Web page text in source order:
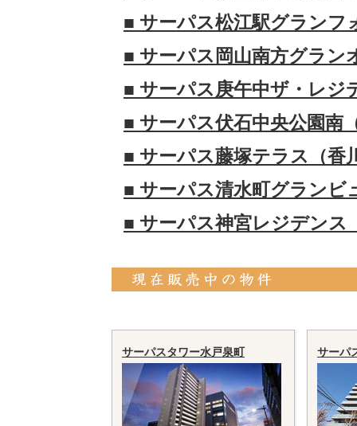
■ サーパス松江駅グランフ
■ サーパス岡山南方グラン
■ サーパス庚午中ザ・レジ
■ サーパス伏石中央公園南
■ サーパス藤塚テラス（香
■ サーパス清水町グランビ
■ サーパス神宮レジデンス
サーパスタワー水戸泉町 サーパ